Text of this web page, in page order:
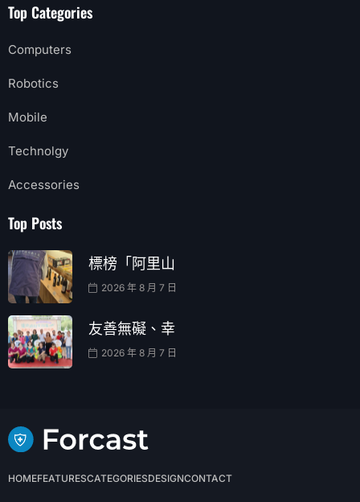
Top Categories
Computers
Robotics
Mobile
Technolgy
Accessories
Top Posts
標榜「阿里山
2026 年 8 月 7 日
友善無礙、幸
2026 年 8 月 7 日
HOMEFEATURESCATEGORIESDESIGNCONTACT